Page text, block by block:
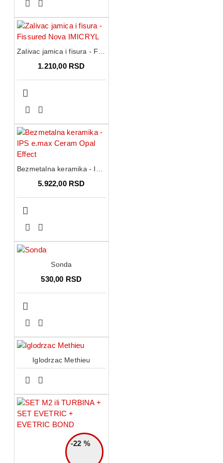
1.210,00 RSD
5.922,00 RSD
Sonda
530,00 RSD
Iglodrzac Methieu
-22 %